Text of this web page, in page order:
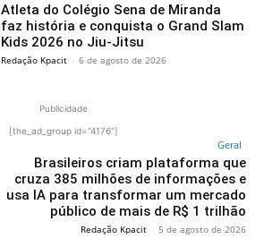
Atleta do Colégio Sena de Miranda
faz história e conquista o Grand Slam
Kids 2026 no Jiu-Jitsu
Redação Kpacit - 6 de agosto de 2026
Publicidade
[the_ad_group id="4176"]
Geral
Brasileiros criam plataforma que
cruza 385 milhões de informações e
usa IA para transformar um mercado
público de mais de R$ 1 trilhão
Redação Kpacit - 5 de agosto de 2026